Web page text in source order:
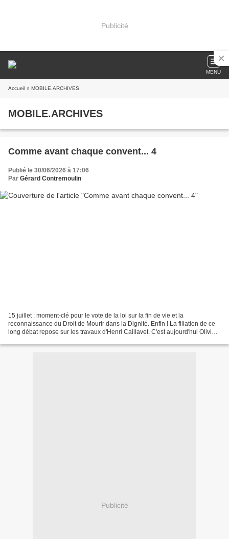
Publicité
MENU
Accueil » MOBILE.ARCHIVES
MOBILE.ARCHIVES
Comme avant chaque convent... 4
Publié le 30/06/2026 à 17:06
Par Gérard Contremoulin
15 juillet : moment-clé pour le vote de la loi sur la fin de vie et la
reconnaissance du Droit de Mourir dans la Dignité. Enfin ! La filiation de ce
long débat repose sur les travaux d'Henri Caillavet. C'est aujourd'hui Olivier
Publicité